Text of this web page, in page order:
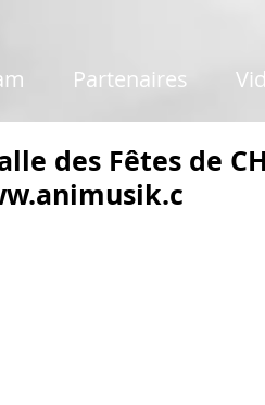
Partenaires
des Fêtes de